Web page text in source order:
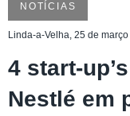
NOTÍCIAS
Linda-a-Velha, 25 de
4 start-
Nestlé em